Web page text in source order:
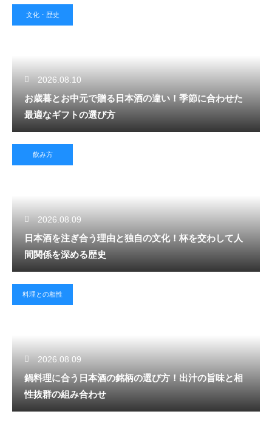
文化・歴史
2026.08.10
お歳暮とお中元で贈る日本酒の違い！季節に合わせた
最適なギフトの選び方
飲み方
2026.08.09
日本酒を注ぎ合う理由と独自の文化！杯を交わして人
間関係を深める歴史
料理との相性
2026.08.09
鍋料理に合う日本酒の銘柄の選び方！出汁の旨味と相
性抜群の組み合わせ